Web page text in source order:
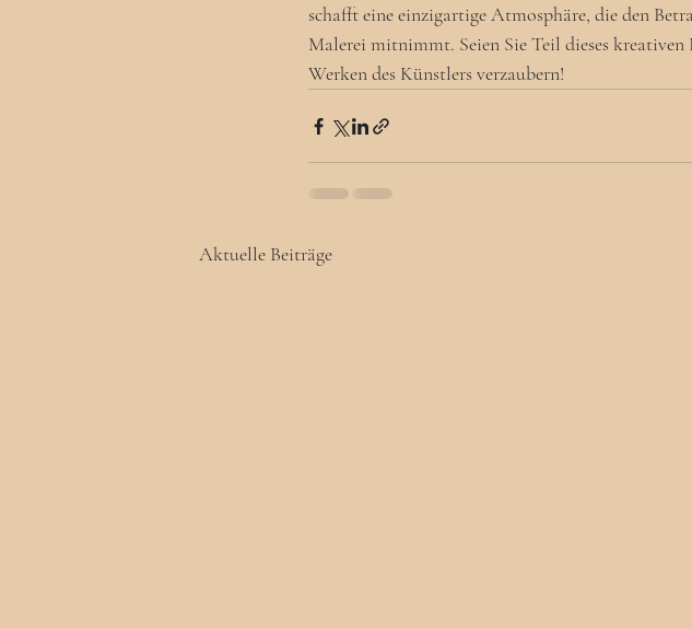
schafft eine einzigartige Atmosphäre, die den
Malerei mitnimmt. Seien Sie Teil dieses
Werken des Künstlers verzaubern!
Aktuelle Beiträge